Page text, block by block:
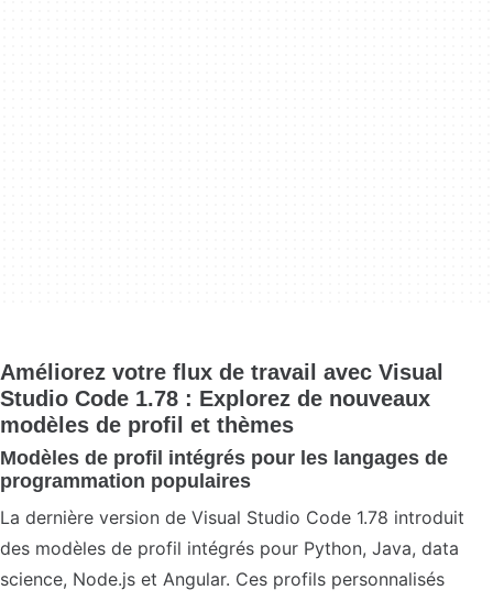
Améliorez votre flux de travail avec Visual
Studio Code 1.78 : Explorez de nouveaux
modèles de profil et thèmes
Modèles de profil intégrés pour les langages de
programmation populaires
La dernière version de Visual Studio Code 1.78 introduit
des modèles de profil intégrés pour Python, Java, data
science, Node.js et Angular. Ces profils personnalisés